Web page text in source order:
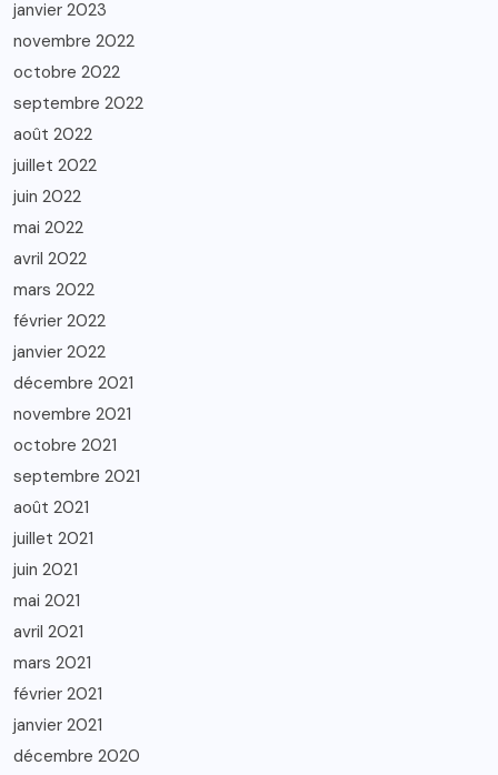
janvier 2023
novembre 2022
octobre 2022
septembre 2022
août 2022
juillet 2022
juin 2022
mai 2022
avril 2022
mars 2022
février 2022
janvier 2022
décembre 2021
novembre 2021
octobre 2021
septembre 2021
août 2021
juillet 2021
juin 2021
mai 2021
avril 2021
mars 2021
février 2021
janvier 2021
décembre 2020